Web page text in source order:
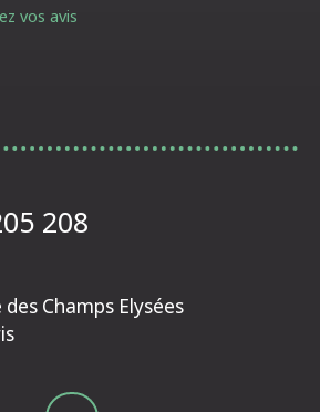
vos avis
208
Champs Elysées